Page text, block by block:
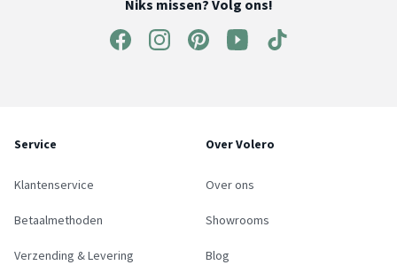
Niks missen? Volg ons!
Service
Klantenservice
Betaalmethoden
Verzending & Levering
Over Volero
Over ons
Showrooms
Blog